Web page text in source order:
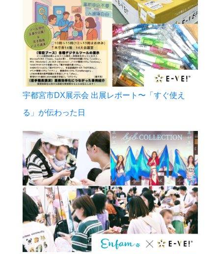
宇都宮市DX展示会 出展レポート〜「すぐ使え
る」が伝わった日